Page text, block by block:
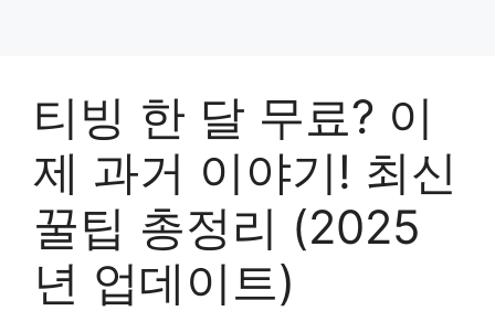
티빙 한 달 무료? 이
제 과거 이야기! 최신
꿀팁 총정리 (2025
년 업데이트)